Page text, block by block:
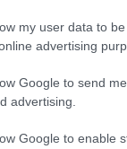
my user data to
advertising
Google to send me
advertising.
Google to enable
άλλο
για
είναι και